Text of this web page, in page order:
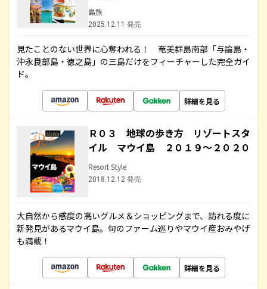
島旅
2025.12.11 発売
見たことのない世界に心奪われる！ 奄美群島南部「与論島・
沖永良部島・徳之島」の三島だけをフィーチャーした完全ガイ
ド。
詳細を見る
Ｒ０３ 地球の歩き方 リゾートスタ
イル マウイ島 ２０１９～２０２０
Resort Style
2018.12.12 発売
大自然から感度の高いグルメ＆ショッピングまで、訪れる度に
新発見があるマウイ島。旬のファーム巡りやマウイ産おみやげ
も満載！
詳細を見る